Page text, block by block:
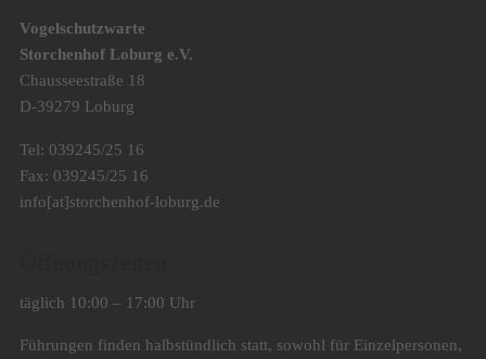
Vogelschutzwarte
Storchenhof Loburg e.V.
Chausseestraße 18
D-39279 Loburg
Tel: 039245/25 16
Fax: 039245/25 16
info[at]storchenhof-loburg.de
täglich 10:00 – 17:00 Uhr
Führungen finden halbstündlich statt, sowohl für Einzelpersonen,